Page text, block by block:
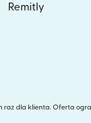
Remitly
raz dla klienta. Oferta